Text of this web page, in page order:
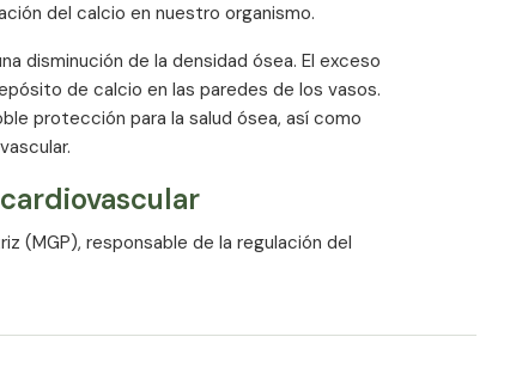
del calcio en nuestro organismo.
disminución de la densidad ósea. El exceso
de calcio en las paredes de los vasos.
protección para la salud ósea, así como
(MGP), responsable de la regulación del